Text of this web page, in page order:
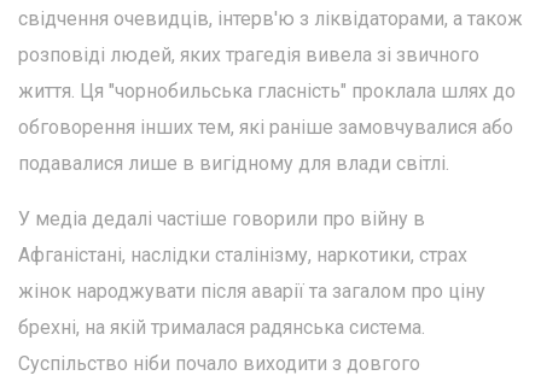
свідчення очевидців, інтерв'ю з ліквідаторами, а також
розповіді людей, яких трагедія вивела зі звичного
життя. Ця "чорнобильська гласність" проклала шлях до
обговорення інших тем, які раніше замовчувалися або
подавалися лише в вигідному для влади світлі.
У медіа дедалі частіше говорили про війну в
Афганістані, наслідки сталінізму, наркотики, страх
жінок народжувати після аварії та загалом про ціну
брехні, на якій трималася радянська система.
Суспільство ніби почало виходити з довгого